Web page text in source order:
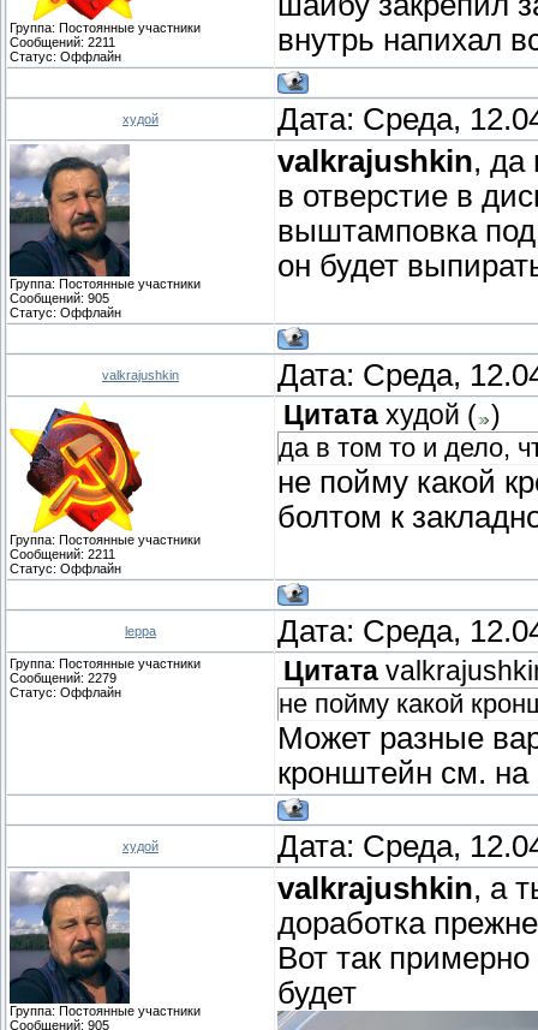
Группа: Постоянные участники
Сообщений: 2211
Статус: Оффлайн
внутрь напихал
худой Дата: Среда,
Группа: Постоянные участники
Сообщений: 905
Статус: Оффлайн
valkrajushkin, да
в отверстие в
выштамповка
он будет
valkrajushkin Дата: Среда,
Группа: Постоянные участники
Сообщений: 2211
Статус: Оффлайн
Цитата худой ( )
да в том то и дело,
не пойму какой
болтом к
leppa Дата: Среда,
Группа: Постоянные участники
Сообщений: 2279
Статус: Оффлайн
Цитата
не пойму какой
Может разные
кронштейн см.
худой Дата: Среда,
Группа: Постоянные участники
Сообщений: 905
valkrajushkin, а
доработка
Вот так
будет